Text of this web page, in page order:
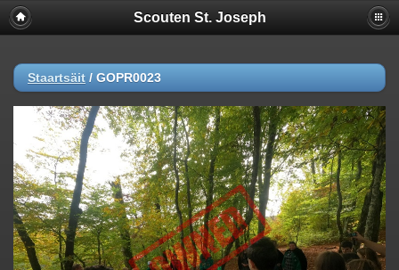
Scouten St. Joseph
Staartsäit / GOPR0023